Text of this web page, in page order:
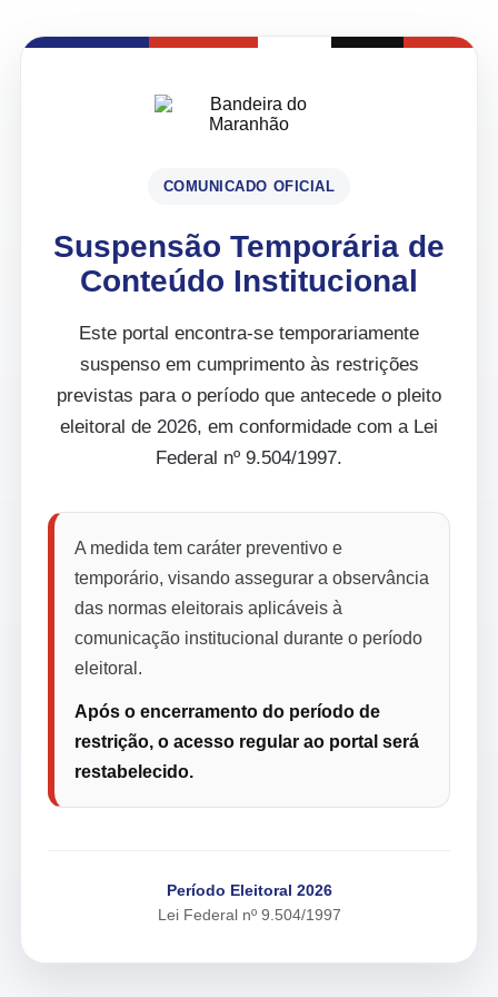
COMUNICADO OFICIAL
Suspensão Temporária de
Conteúdo Institucional
Este portal encontra-se temporariamente
suspenso em cumprimento às restrições
previstas para o período que antecede o pleito
eleitoral de 2026, em conformidade com a Lei
Federal nº 9.504/1997.
A medida tem caráter preventivo e
temporário, visando assegurar a observância
das normas eleitorais aplicáveis à
comunicação institucional durante o período
eleitoral.
Após o encerramento do período de
restrição, o acesso regular ao portal será
restabelecido.
Período Eleitoral 2026
Lei Federal nº 9.504/1997